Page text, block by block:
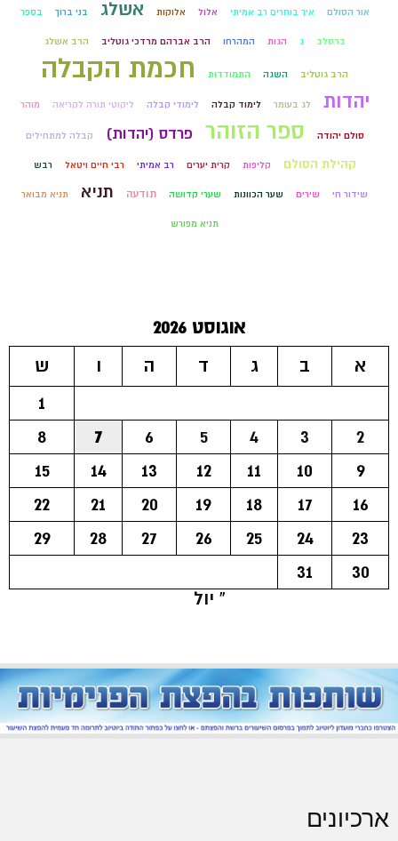
אור הסולם איך בוחרים רב אמיתי אלול אלוקות אשלג בני ברוך בספר
ברסלב ג הגות המהרחו הרב אברהם מרדכי גוטליב הרב אשלג
הרב גוטליב השגה התמודדות חכמת הקבלה
יהדות לג בעומר לימוד קבלה לימודי קבלה ליקוטי תורה לקריאה מוהר
סולם יהודה ספר הזוהר פרדס (יהדות) קבלה למתחילים
קהילת הסולם קליפות קרית יערים רב אמיתי רבי חיים ויטאל רבש
שידור חי שירים שער הכוונות שערי קדושה תודעה תניא תניא מבואר
תניא מפורש
אוגוסט 2026
א
ב ג ד ה ו
ש
1
2
3
4
5
6
7
8
9
10
11
12
13
14
15
16
17
18
19
20
21
22
23
24
25
26
27
28
29
30
31
« יול
ארכיונים